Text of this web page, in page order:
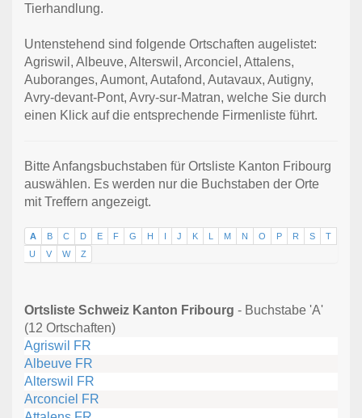
Tierhandlung.
Untenstehend sind folgende Ortschaften augelistet:
Agriswil, Albeuve, Alterswil, Arconciel, Attalens,
Auboranges, Aumont, Autafond, Autavaux, Autigny,
Avry-devant-Pont, Avry-sur-Matran, welche Sie durch
einen Klick auf die entsprechende Firmenliste führt.
Bitte Anfangsbuchstaben für Ortsliste Kanton Fribourg
auswählen. Es werden nur die Buchstaben der Orte
mit Treffern angezeigt.
A B C D E F G H I J K L M N O P R S
T
U
V W Z
Ortsliste Schweiz Kanton Fribourg - Buchstabe 'A'
(12 Ortschaften)
Agriswil FR
Albeuve FR
Alterswil FR
Arconciel FR